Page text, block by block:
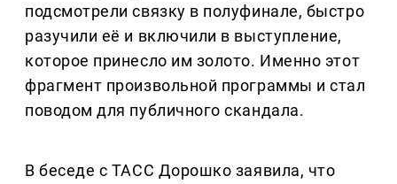
подсмотрели связку в полуфинале, быстро
разучили её и включили в выступление,
которое принесло им золото. Именно этот
фрагмент произвольной программы и стал
поводом для публичного скандала.
В беседе с ТАСС Дорошко заявила, что